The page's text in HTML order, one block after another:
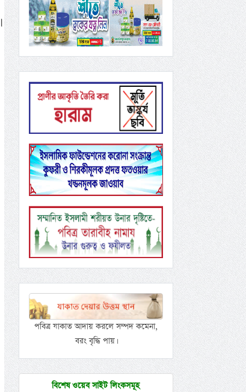
পবিত্র যাকাত আদায় করলে সম্পদ কমেনা,
বরং বৃদ্ধি পায়।
বিশেষ ওয়েব সাইট লিংকসমূহ